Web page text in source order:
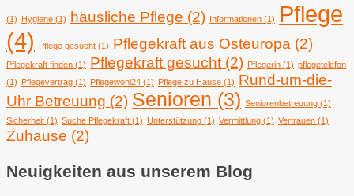
(1) Hygiene (1) häusliche Pflege (2) Informationen (1)
Pflege
(4)
Pflege gesucht (1) Pflegekraft aus Osteuropa (2)
Pflegekraft finden (1) Pflegekraft gesucht(2) Pflegerin (1) pflegetelefon
(1)
Pflegevertrag (1) Pflegewohl24 (1) Pflege zu Hause (1) Rund-um-die-
Uhr Betreuung (2) Senioren (3) Seniorenbetreuung (1)
Sicherheit (1) Suche Pflegekraft (1) Unterstützung (1) Vermittlung (1) Vertrauen (1)
Zuhause (2)
Neuigkeiten aus unserem Blog